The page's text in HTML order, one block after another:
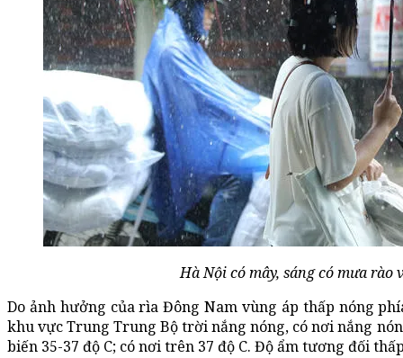
Hà Nội có mây, sáng có mưa rào
Do ảnh hưởng của rìa Đông Nam vùng áp thấp nóng
khu vực Trung Trung Bộ trời nắng nóng, có nơi nắng
biến 35-37 độ C; có nơi trên 37 độ C. Độ ẩm tương đối